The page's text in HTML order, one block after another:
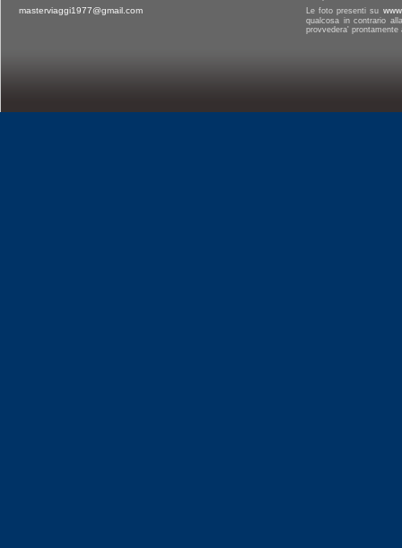
masterviaggi1977@gmail.com
Le foto presenti su
qualcosa in contrario
provvedera'